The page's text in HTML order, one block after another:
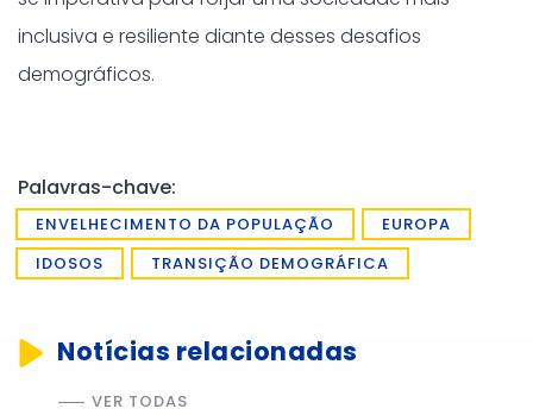
inclusiva e resiliente diante desses desafios
demográficos.
Palavras-chave:
ENVELHECIMENTO DA POPULAÇÃO
EUROPA
IDOSOS
TRANSIÇÃO DEMOGRÁFICA
Notícias relacionadas
VER TODAS